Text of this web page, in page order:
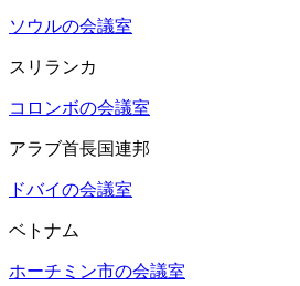
ソウルの会議室
スリランカ
コロンボの会議室
アラブ首長国連邦
ドバイの会議室
ベトナム
ホーチミン市の会議室